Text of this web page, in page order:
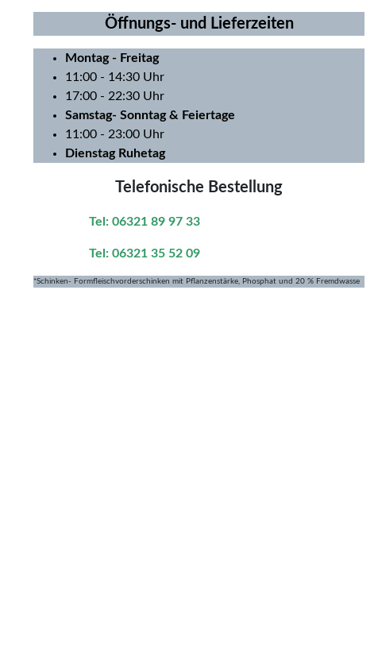
Öffnungs- und Lieferzeiten
Montag - Freitag
11:00 - 14:30 Uhr
17:00 - 22:30 Uhr
Samstag- Sonntag & Feiertage
11:00 - 23:00 Uhr
Dienstag Ruhetag
Telefonische Bestellung
Tel: 06321 89 97 33
Tel: 06321 35 52 09
*Schinken- Formfleischvorderschinken mit Pflanzenstärke, Phosphat und 20 % Fremdwasse